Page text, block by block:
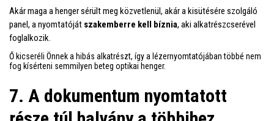
Akár maga a henger sérült meg közvetlenül, akár a kisütésére szolgáló
panel, a nyomtatóját szakemberre kell bíznia, aki alkatrészcserével
foglalkozik.
Ő kicseréli Önnek a hibás alkatrészt, így a lézernyomtatójában többé nem
fog kísérteni semmilyen beteg optikai henger.
7. A dokumentum nyomtatott